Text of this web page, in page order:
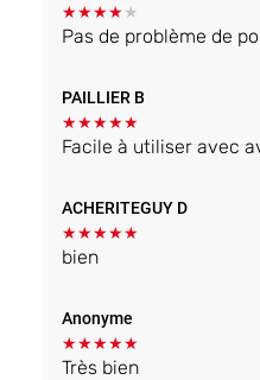
★★★★★
Pas de problème de
PAILLIER B
★★★★★
Facile à utiliser avec
ACHERITEGUY D
★★★★★
bien
Anonyme
★★★★★
Très bien